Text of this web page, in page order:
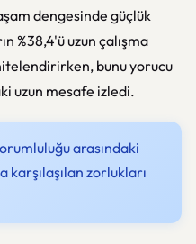
dengesinde güçlük
%38,4'ü uzun çalışma
bunu yorucu
uzun mesafe izledi.
arasındaki
karşılaşılan zorlukları